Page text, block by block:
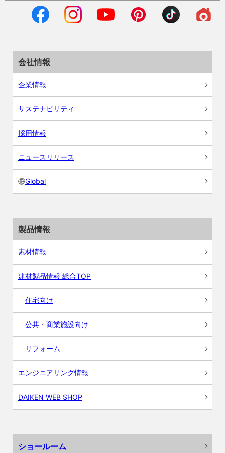
会社情報
企業情報
サステナビリティ
採用情報
ニュースリリース
Global
製品情報
素材情報
建材製品情報 総合TOP
住宅向け
公共・商業施設向け
リフォーム
エンジニアリング情報
DAIKEN WEB SHOP
ショールーム